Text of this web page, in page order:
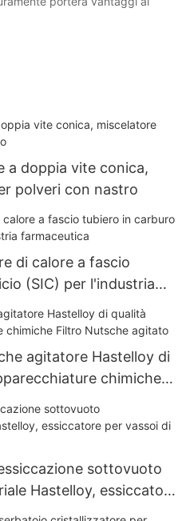
a doppia vite conica,
polveri con nastro
di calore a fascio
(SIC) per l'industria
agitatore Hastelloy di
chimiche
sottovuoto
Hastelloy, essiccatore